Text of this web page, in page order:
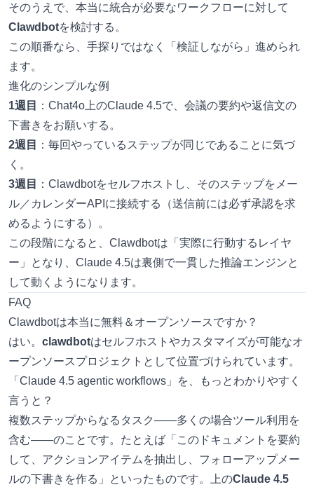
そのうえで、本当に統合が必要なワークフローに対して
Clawdbotを検討する。
この順番なら、手探りではなく「検証しながら」進められ
ます。
進化のシンプルな例
1週目
：Chat4o上のClaude 4.5で、会議の要約や返信文の
下書きをお願いする。
2週目
：毎回やっているステップが同じであることに気づ
く。
3週目
：Clawdbotをセルフホストし、そのステップをメー
ル／カレンダーAPIに接続する（送信前には必ず承認を求
めるようにする）。
この段階になると、Clawdbotは「実際に行動するレイヤ
ー」となり、Claude 4.5は裏側で一貫した推論エンジンと
して動くようになります。
FAQ
Clawdbotは本当に無料＆オープンソースですか？
はい。 clawdbotはセルフホストやカスタマイズが可能なオ
ープンソースプロジェクトとして位置づけられています。
「Claude 4.5 agentic workflows」を、もっとわかりやすく
言うと？
複数ステップからなるタスク――多くの場合ツール利用を
含む――のことです。たとえば「このドキュメントを要約
して、アクションアイテムを抽出し、フォローアップメー
ルの下書きを作る」といったものです。上のClaude 4.5